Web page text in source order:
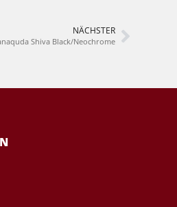
NÄCHSTER
Shiva Black/Neochrome